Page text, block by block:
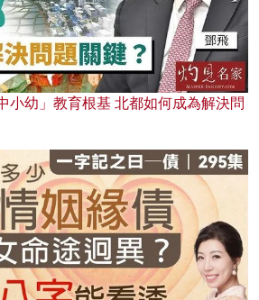
小幼」教育根基 北都如何成為解決問